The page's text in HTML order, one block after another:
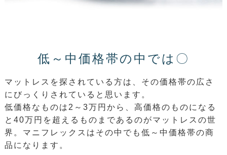
低～中価格帯の中では〇
マットレスを探されている方は、その価格帯の広さ
にびっくりされていると思います。
低価格なものは2～3万円から、高価格のものになる
と40万円を超えるものまであるのがマットレスの世
界。マニフレックスはその中でも低～中価格帯の商
品になります。